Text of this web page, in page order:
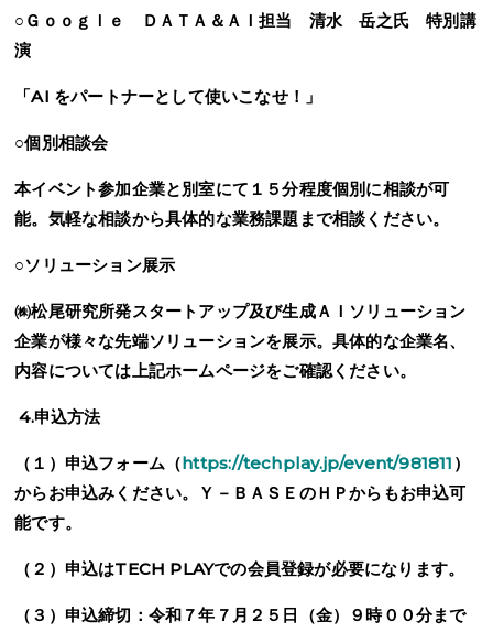
○Ｇｏｏｇｌｅ ＤＡＴＡ＆ＡＩ担当 清水 岳之氏 特別講
演
「AI をパートナーとして使いこなせ！」
○個別相談会
本イベント参加企業と別室にて１５分程度個別に相談が可
能。気軽な相談から具体的な業務課題まで相談ください。
○ソリューション展示
㈱松尾研究所発スタートアップ及び生成ＡＩソリューション
企業が様々な先端ソリューションを展示。具体的な企業名、
内容については上記ホームページをご確認ください。
4.申込方法
（１）申込フォーム（https://techplay.jp/event/981811 ）
からお申込みください。Ｙ－ＢＡＳＥのＨＰからもお申込可
能です。
（２）申込はTECH PLAYでの会員登録が必要になります。
（３）申込締切：令和７年７月２５日（金）９時００分まで